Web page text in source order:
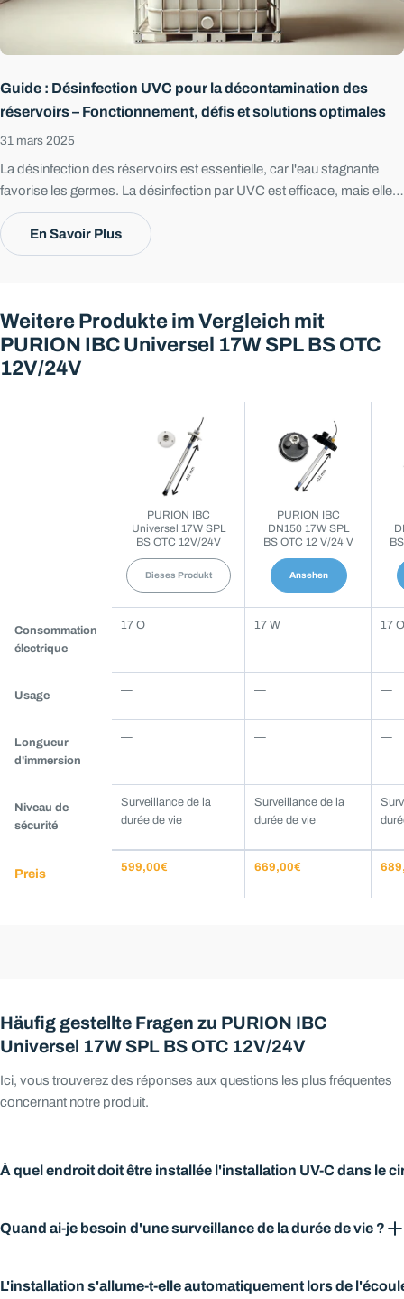
Poser une question
Horaires d’ouverture :Lun–Ven
Votre
Guide : Désinfection UVC pour la décontamination des
réservoirs – Fonctionnement, défis et solutions optimales
31 mars 2025
La désinfection des réservoirs est essentielle, car l'eau stagnante
favorise les germes. La désinfection par UVC est efficace, mais elle
doit être combinée avec la désinfection par passage et la filtration
pour une qualité et une sécurité maximales de l'eau.
En Savoir Plus
Weitere Produkte im Vergleich mit
PURION IBC Universel 17W SPL BS OTC
12V/24V
Produkte
mit
IBC
Universel
SPL
BS
12V/24V
PURION IBC
Universel 17W SPL
BS OTC 12V/24V
Dieses Produkt
PURION IBC
DN150 17W SPL
BS OTC 12 V/24 V
Ansehen
Consommation
électrique
17 O 17 W 17 O
Usage — — —
Longueur
d'immersion
— — —
Niveau de
sécurité
Surveillance de la
durée de vie
Surveillance de la
durée de vie
Preis 599,00€ 669,00€
Häufig gestellte Fragen zu PURION IBC
Universel 17W SPL BS OTC 12V/24V
Ici, vous trouverez des réponses aux questions les plus fréquentes
concernant notre produit.
À quel endroit doit être installée l'installation UV-C dans le
d'une chaîne de traitement de l'eau, car le chemin vers le point de
filtres à eau offrent des conditions idéales pour la colonisation par
Quand ai-je besoin d'une surveillance de la durée de vie ?
L'installation s'allume-t-elle automatiquement lors de
Poser une question
Horaires d’ouverture :Lun–Ven
Votre